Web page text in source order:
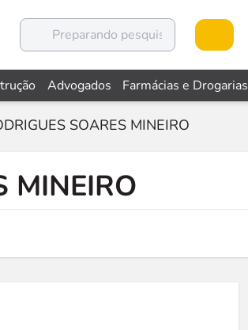
Advogados Farmácias e Drogarias
SOARES MINEIRO
MINEIRO